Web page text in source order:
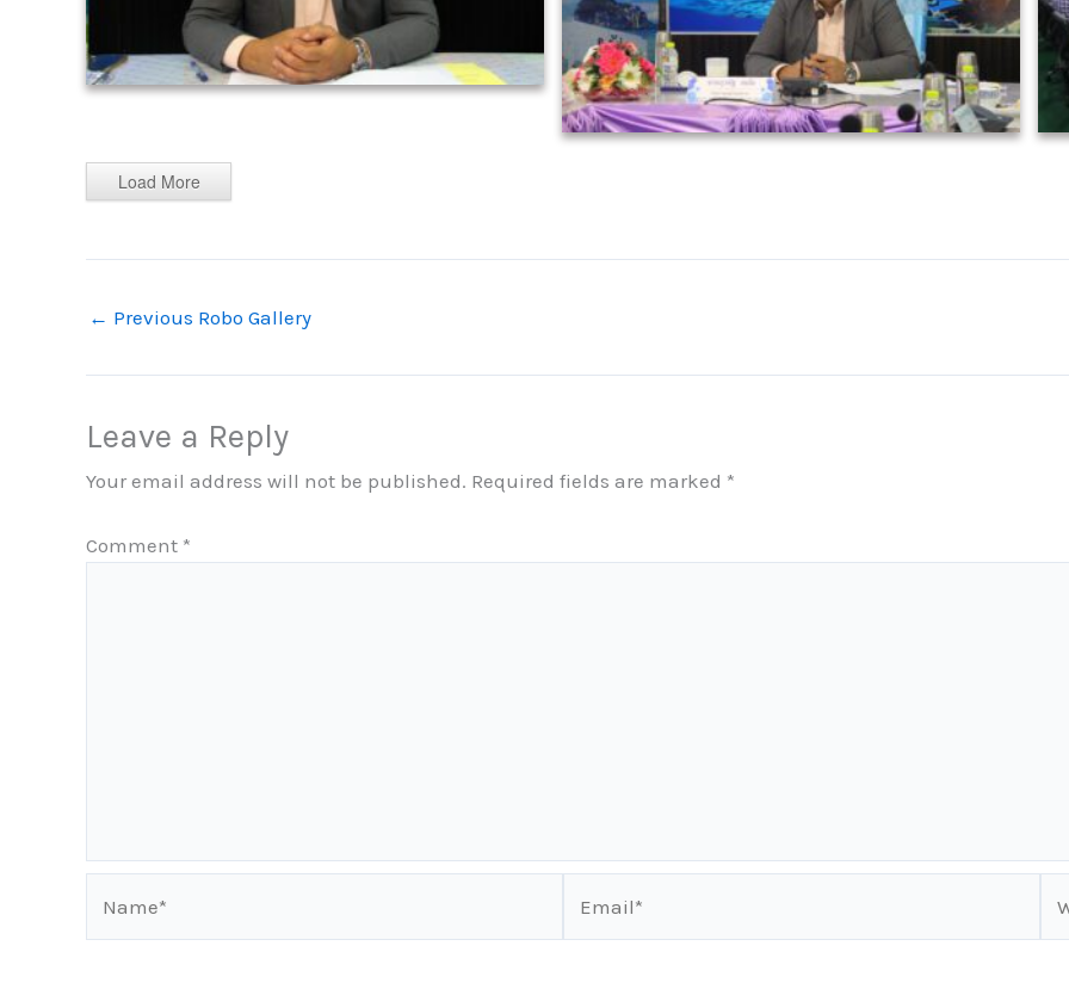
Load More
← Previous Robo Gallery
Leave a Reply
Your email address will not be published. Required fields are marked *
Comment *